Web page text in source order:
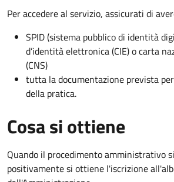
Per accedere al servizio, assicurati di
SPID (sistema pubblico di identità
d’identità elettronica (CIE) o carta
(CNS)
tutta la documentazione prevista
della pratica.
Cosa si ottiene
Quando il procedimento amministrativo
positivamente si ottiene l'iscrizione